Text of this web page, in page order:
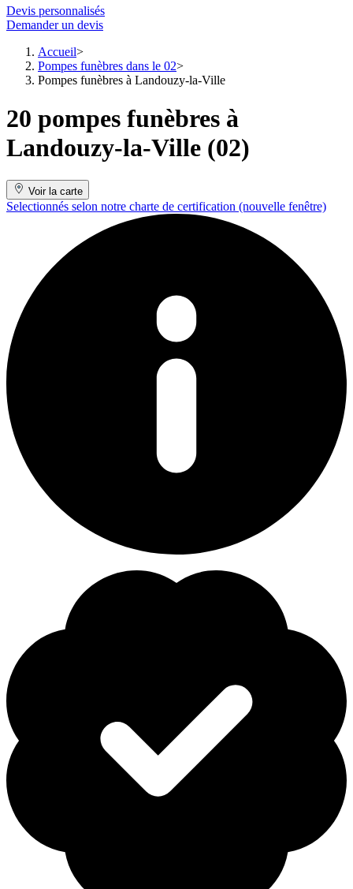
Devis personnalisés
Demander un devis
Accueil
Pompes funèbres dans le 02
Pompes funèbres à Landouzy-la-Ville
20 pompes funèbres à
Landouzy-la-Ville (02)
Voir la carte
Selectionnés selon notre charte de certification (nouvelle fenêtre)